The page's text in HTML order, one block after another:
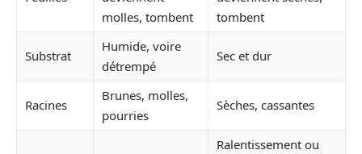
molles, tombent
tombent
Substrat
Humide, voire
détrempé
Sec et dur
Racines
Brunes, molles,
pourries
Sèches, cassantes
Ralentissement ou